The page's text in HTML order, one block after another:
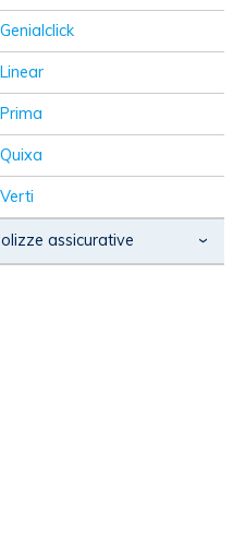
Genialclick
Linear
Prima
Quixa
Verti
Polizze assicurative